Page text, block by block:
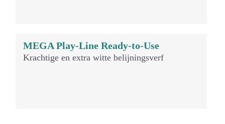
MEGA Play-Line Ready-to-Use
Krachtige en extra witte belijningsverf